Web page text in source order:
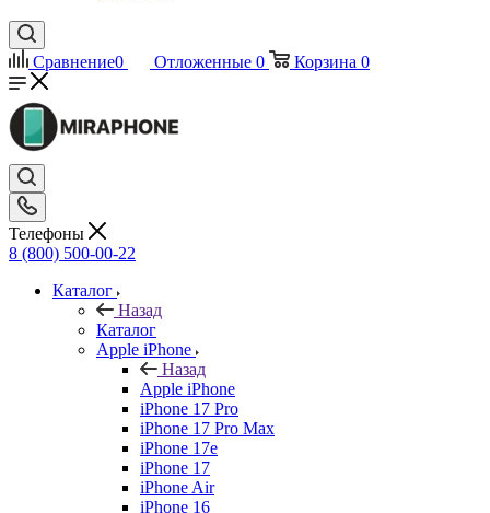
Сравнение0 Отложенные 0 Корзина 0
Телефоны
8 (800) 500-00-22
Каталог
Назад
Каталог
Apple iPhone
Назад
Apple iPhone
iPhone 17 Pro
iPhone 17 Pro Max
iPhone 17e
iPhone 17
iPhone Air
iPhone 16